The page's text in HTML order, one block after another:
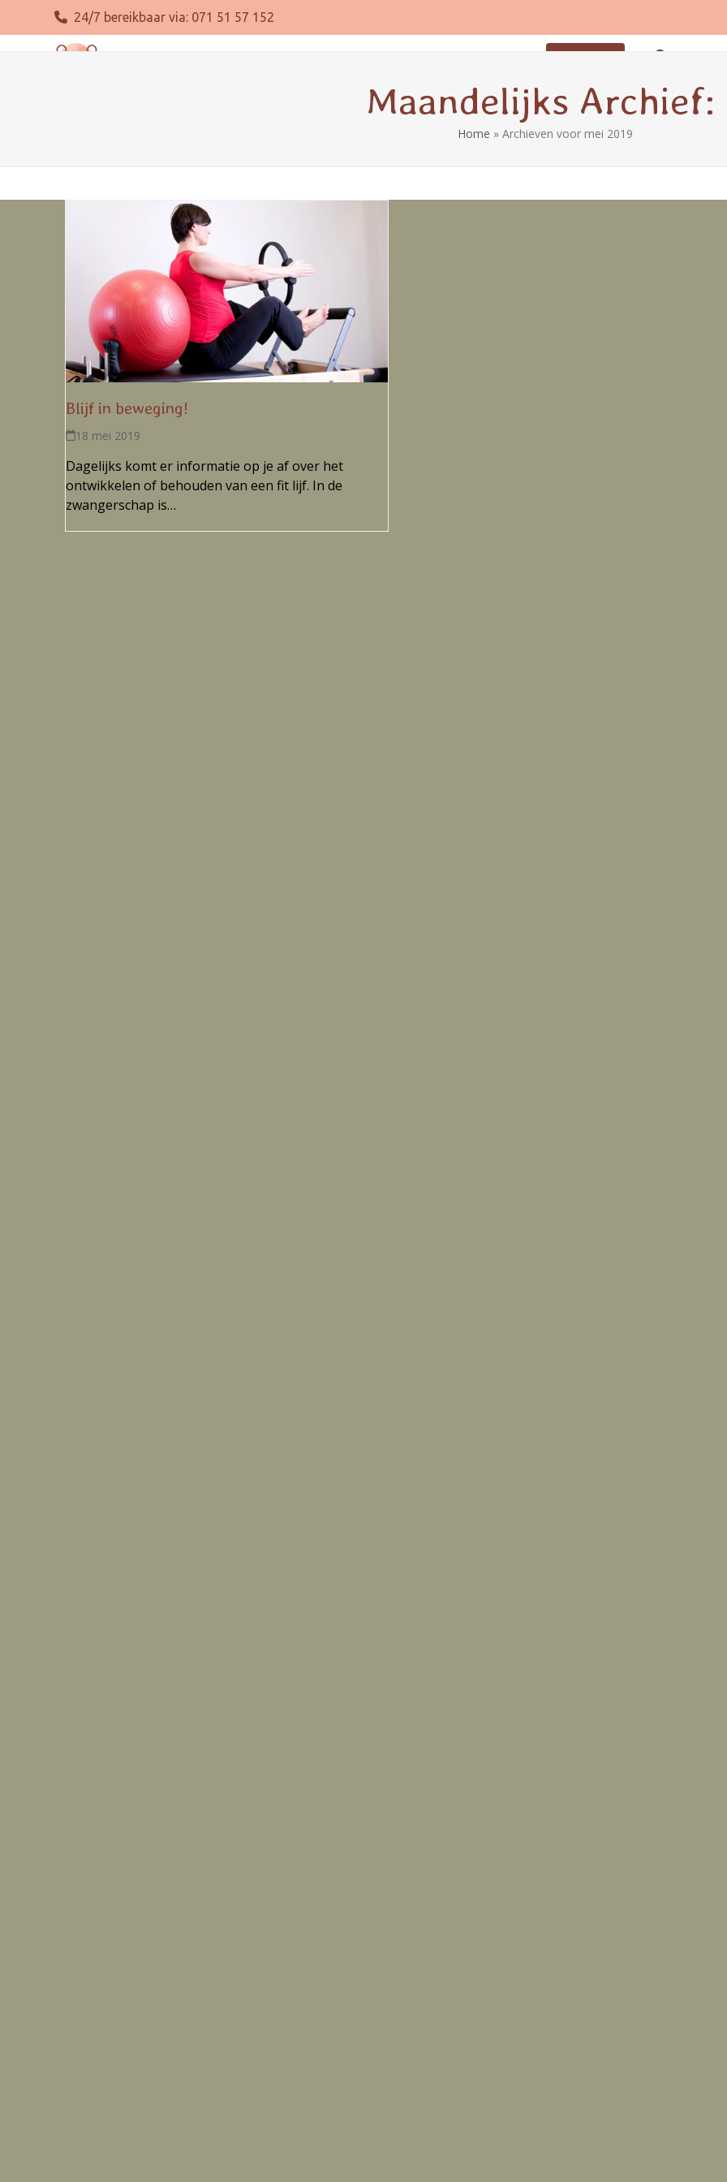
24/7 bereikbaar via: 071 51 57 152
Over ons
Maandelijks Archief:
Home » Archieven voor mei 2019
Blijf in beweging!
18 mei 2019
Dagelijks komt er informatie op je af over het
ontwikkelen of behouden van een fit lijf. In de
zwangerschap is…